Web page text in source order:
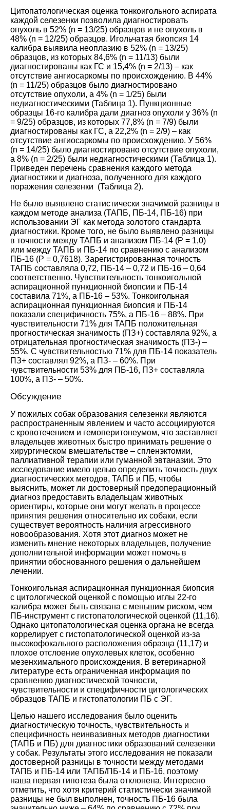
Цитопатологическая оценка тонкоигольного аспирата
каждой селезенки позволила диагностировать
опухоль в 52% (n = 13/25) образцов и не опухоль в
48% (n = 12/25) образцов. Игольчатая биопсия 14
калибра выявила неоплазию в 52% (n = 13/25)
образцов, из которых 84,6% (n = 11/13) были
диагностированы как ГС и 15,4% (n = 2/13) – как
отсутствие ангиосаркомы по происхождению. В 44%
(n = 11/25) образцов было диагностировано
отсутствие опухоли, а 4% (n = 1/25) были
недиагностическими (Таблица 1). Пункционные
образцы 16-го калибра дали диагноз опухоли у 36% (n
= 9/25) образцов, из которых 77,8% (n = 7/9) были
диагностированы как ГС, а 22,2% (n = 2/9) – как
отсутствие ангиосаркомы по происхождению. У 56%
(n = 14/25) было диагностировано отсутствие опухоли,
а 8% (n = 2/25) были недиагностическими (Таблица 1).
Приведен перечень сравнения каждого метода
диагностики и диагноза, полученного для каждого
поражения селезенки (Таблица 2).
Не было выявлено статистически значимой разницы в
каждом методе анализа (ТАПБ, ПБ-14, ПБ-16) при
использовании ЭГ как метода золотого стандарта
диагностики. Кроме того, не было выявлено разницы
в точности между ТАПБ и анализом ПБ-14 (P = 1,0)
или между ТАПБ и ПБ-14 по сравнению с анализом
ПБ-16 (P = 0,7618). Зарегистрированная точность
ТАПБ составляла 0,72, ПБ-14 – 0,72 и ПБ-16 – 0,64
соответственно. Чувствительность тонкоигольной
аспирационной пункционной биопсии и ПБ-14
составила 71%, а ПБ-16 – 53%. Тонкоигольная
аспирационная пункционная биопсия и ПБ-14
показали специфичность 75%, а ПБ-16 – 88%. При
чувствительности 71% для ТАПБ положительная
прогностическая значимость (ПЗ+) составляла 92%, а
отрицательная прогностическая значимость (ПЗ-) –
55%. С чувствительностью 71% для ПБ-14 показатель
ПЗ+ составлял 92%, а ПЗ- – 60%. При
чувствительности 53% для ПБ-16, ПЗ+ составляла
100%, а ПЗ- – 50%.
Обсуждение
У пожилых собак образования селезенки являются
распространенным явлением и часто ассоциируются
с кровотечением и гемоперитонеумом, что заставляет
владельцев животных быстро принимать решение о
хирургическом вмешательстве – спленэктомии,
паллиативной терапии или гуманной эвтаназии. Это
исследование имело целью определить точность двух
диагностических методов, ТАПБ и ПБ, чтобы
выяснить, может ли достоверный предоперационный
диагноз предоставить владельцам животных
ориентиры, которые они могут желать в процессе
принятия решения относительно их собаки, если
существует вероятность наличия агрессивного
новообразования. Хотя этот диагноз может не
изменить мнение некоторых владельцев, получение
дополнительной информации может помочь в
принятии обоснованного решения о дальнейшем
лечении.
Тонкоигольная аспирационная пункционная биопсия
с цитологической оценкой с помощью иглы 22-го
калибра может быть связана с меньшим риском, чем
ПБ-инструмент с гистопатологической оценкой (11,16).
Однако цитопатологическая оценка органа не всегда
коррелирует с гистопатологической оценкой из-за
высокофокального расположения образца (11,17) и
плохое отслоение опухолевых клеток, особенно
мезенхимального происхождения. В ветеринарной
литературе есть ограниченная информация по
сравнению диагностической точности,
чувствительности и специфичности цитологических
образцов ТАПБ и гистопатологии ПБ с ЭГ.
Целью нашего исследования было оценить
диагностическую точность, чувствительность и
специфичность неинвазивных методов диагностики
(ТАПБ и ПБ) для диагностики образований селезенки
у собак. Результаты этого исследования не показали
достоверной разницы в точности между методами
ТАПБ и ПБ-14 или ТАПБ/ПБ-14 и ПБ-16, поэтому
наша первая гипотеза была отклонена. Интересно
отметить, что хотя критерий статистически значимой
разницы не был выполнен, точность ПБ-16 была